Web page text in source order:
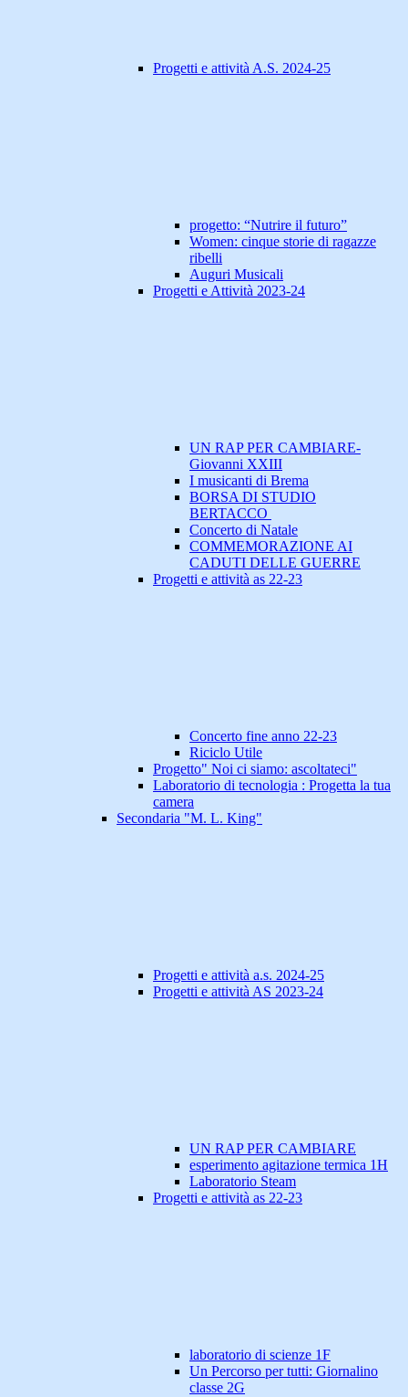
Progetti e attività A.S. 2024-25
progetto: “Nutrire il futuro”
Women: cinque storie di ragazze
ribelli
Auguri Musicali
Progetti e Attività 2023-24
UN RAP PER CAMBIARE-
Giovanni XXIII
I musicanti di Brema
BORSA DI STUDIO
BERTACCO
Concerto di Natale
COMMEMORAZIONE AI
CADUTI DELLE GUERRE
Progetti e attività as 22-23
Concerto fine anno 22-23
Riciclo Utile
Progetto" Noi ci siamo: ascoltateci"
Laboratorio di tecnologia : Progetta la tua
camera
Secondaria "M. L. King"
Progetti e attività a.s. 2024-25
Progetti e attività AS 2023-24
UN RAP PER CAMBIARE
esperimento agitazione termica 1H
Laboratorio Steam
Progetti e attività as 22-23
laboratorio di scienze 1F
Un Percorso per tutti: Giornalino
classe 2G